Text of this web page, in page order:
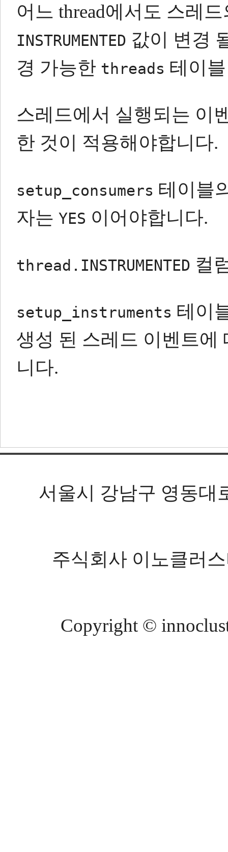
어느 thread에서도 스레
INSTRUMENTED 값이 변경
경 가능한 threads 테이
스레드에서 실행되는 이
한 것이 적용해야합니다.
setup_consumers 테이블
자는 YES 이어야합니다.
thread.INSTRUMENTED 컬
setup_instruments 테이
생성 된 스레드 이벤트에
니다.
서울시 강남구 영동대
주식회사 이노클러
Copyright ©